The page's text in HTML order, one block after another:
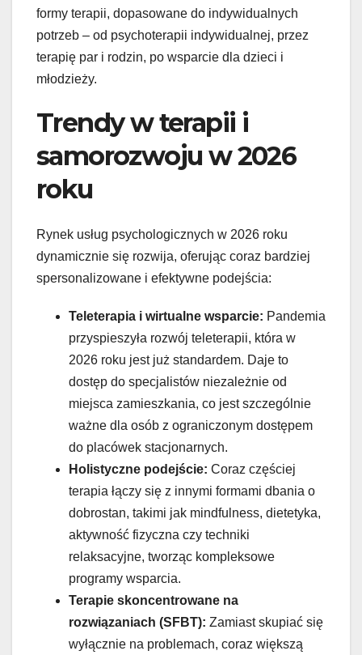
formy terapii, dopasowane do indywidualnych
potrzeb – od psychoterapii indywidualnej, przez
terapię par i rodzin, po wsparcie dla dzieci i
młodzieży.
Trendy w terapii i
samorozwoju w 2026
roku
Rynek usług psychologicznych w 2026 roku
dynamicznie się rozwija, oferując coraz bardziej
spersonalizowane i efektywne podejścia:
Teleterapia i wirtualne wsparcie: Pandemia
przyspieszyła rozwój teleterapii, która w
2026 roku jest już standardem. Daje to
dostęp do specjalistów niezależnie od
miejsca zamieszkania, co jest szczególnie
ważne dla osób z ograniczonym dostępem
do placówek stacjonarnych.
Holistyczne podejście: Coraz częściej
terapia łączy się z innymi formami dbania o
dobrostan, takimi jak mindfulness, dietetyka,
aktywność fizyczna czy techniki
relaksacyjne, tworząc kompleksowe
programy wsparcia.
Terapie skoncentrowane na
rozwiązaniach (SFBT): Zamiast skupiać się
wyłącznie na problemach, coraz większą